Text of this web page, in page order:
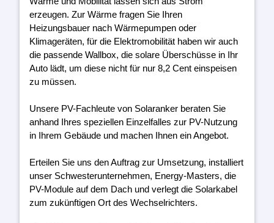
erzeugen. Zur Wärme fragen Sie Ihren
Heizungsbauer nach Wärmepumpen oder
Klimageräten, für die Elektromobilität haben wir auch
die passende Wallbox, die solare Überschüsse in Ihr
Auto lädt, um diese nicht für nur 8,2 Cent einspeisen
zu müssen.
Unsere PV-Fachleute von Solaranker beraten Sie
anhand Ihres speziellen Einzelfalles zur PV-Nutzung
in Ihrem Gebäude und machen Ihnen ein Angebot.
Erteilen Sie uns den Auftrag zur Umsetzung, installiert
unser Schwesterunternehmen, Energy-Masters, die
PV-Module auf dem Dach und verlegt die Solarkabel
zum zukünftigen Ort des Wechselrichters.